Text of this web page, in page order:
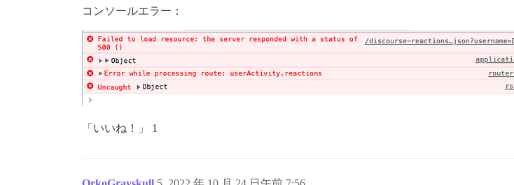
actionpack (7.0.3.1) lib/action_controller/metal.rb:251:in `dispatch'
actionpack (7.0.3.1) lib/action_dispatch/routing/route_set.rb:49:in
actionpack (7.0.3.1) lib/action_dispatch/routing/route_set.rb:32:in `serve'
actionpack (7.0.3.1) lib/action_dispatch/journey/router.rb:50:in `block in
actionpack (7.0.3.1) lib/action_dispatch/journey/router.rb:32:in `each'
actionpack (7.0.3.1) lib/action_dispatch/journey/router.rb:32:in `serve'
railties (7.0.3.1) lib/rails/engine.rb:530:in `call'
railties (7.0.3.1) lib/rails/railtie.rb:226:in `public_send'
actionpack (7.0.3.1) lib/action_dispatch/routing/mapper.rb:48:in `serve'
コンソールエラー：
「いいね！」 1